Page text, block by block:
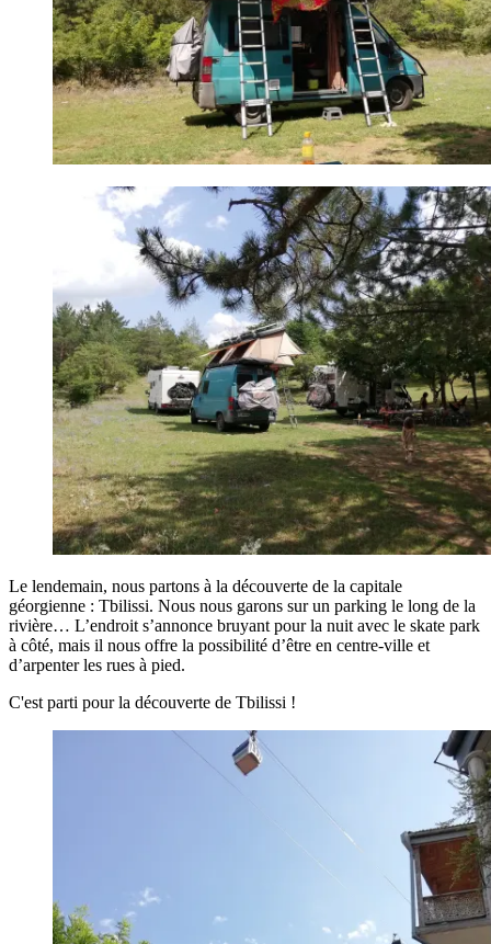
Le lendemain, nous partons à la découverte de la capitale
géorgienne : Tbilissi. Nous nous garons sur un parking le long de la
rivière… L’endroit s’annonce bruyant pour la nuit avec le skate park
à côté, mais il nous offre la possibilité d’être en centre-ville et
d’arpenter les rues à pied.
C'est parti pour la découverte de Tbilissi !